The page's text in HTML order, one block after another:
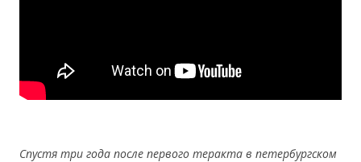
Спустя три года после первого теракта в петербургском